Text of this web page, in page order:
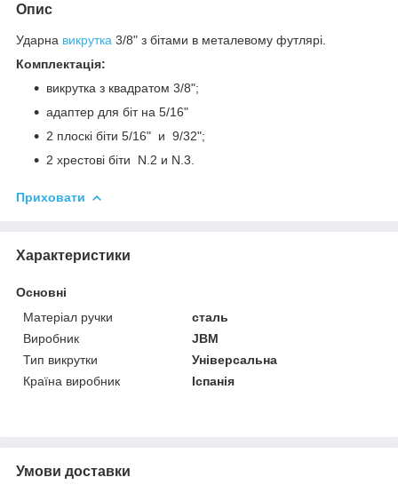
Опис
Ударна викрутка 3/8" з бітами в металевому футлярі.
Комплектація:
викрутка з квадратом 3/8";
адаптер для біт на 5/16"
2 плоскі біти 5/16" и 9/32";
2 хрестові біти N.2 и N.3.
Приховати
Характеристики
Основні
Матеріал ручки
сталь
Виробник
JBM
Тип викрутки
Універсальна
Країна виробник
Іспанія
Умови доставки